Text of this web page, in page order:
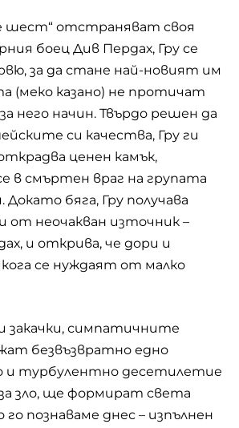
шест“ отстраняват своя
боец Див Пердах, Гру се
за да стане най-новият им
(меко казано) не протичат
него начин. Твърдо решен да
си качества, Гру ги
ценен камък,
в смъртен враг на групата
Докато бяга, Гру получава
от неочакван източник –
и открива, че дори и
се нуждаят от малко
закачки, симпатичните
безвъзвратно едно
и турбулентно десетилетие
зло, ще формират света
познаваме днес – изпълнен